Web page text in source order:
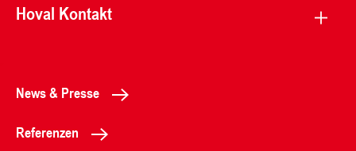
Hoval Kontakt
News & Presse
Referenzen